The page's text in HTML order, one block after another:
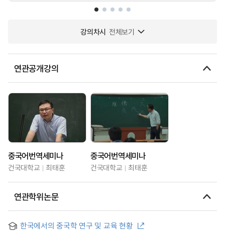
강의차시 전체보기
연관공개강의
중국어번역세미나
건국대학교 최태훈
중국어번역세미나
건국대학교 최태훈
연관학위논문
한국에서의 중국학 연구 및 교육 현황